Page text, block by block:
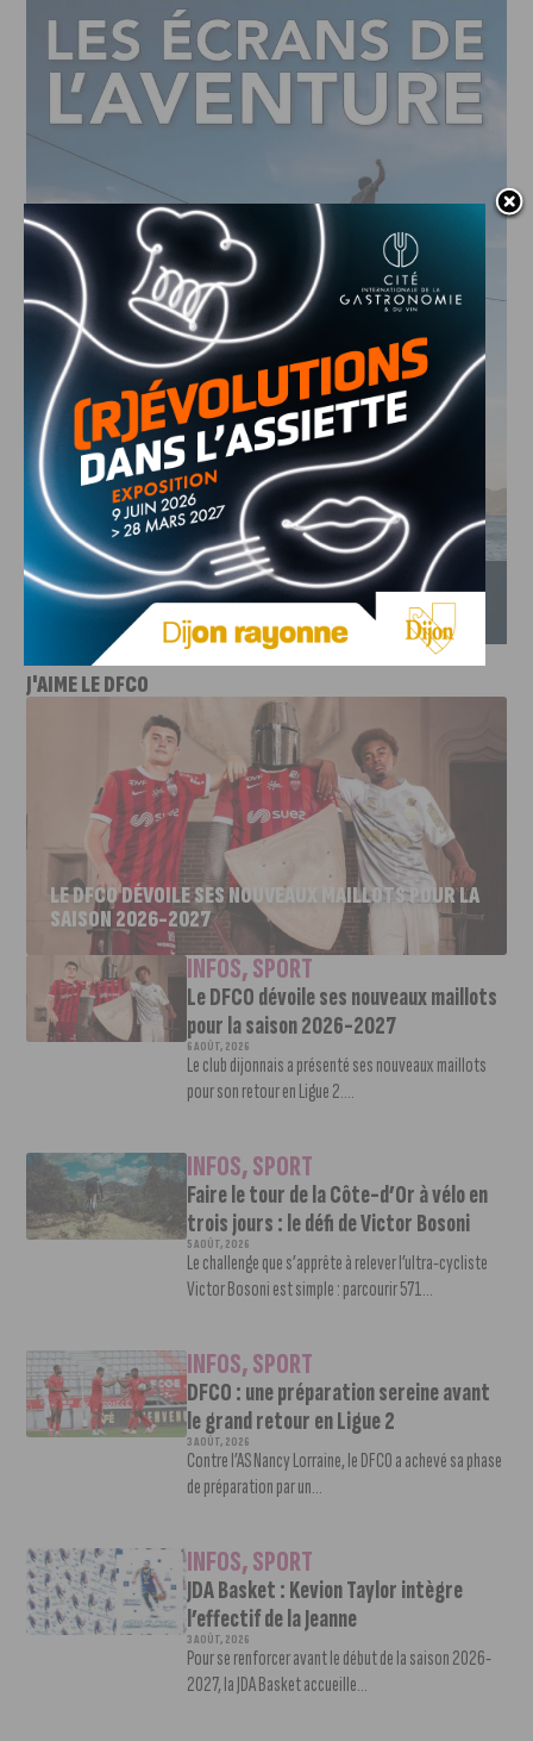
J'AIME LE DFCO
LE DFCO DÉVOILE SES NOUVEAUX MAILLOTS POUR LA
SAISON 2026-2027
INFOS,SPORT
Le DFCO dévoile ses nouveaux maillots
pour la saison 2026-2027
6 AOÛT, 2026
Le club dijonnais a présenté ses nouveaux maillots
pour son retour en Ligue 2....
INFOS,SPORT
Faire le tour de la Côte-d’Or à vélo en
trois jours : le défi de Victor Bosoni
5 AOÛT, 2026
Le challenge que s’apprête à relever l’ultra-cycliste
Victor Bosoni est simple : parcourir 571...
INFOS,SPORT
DFCO : une préparation sereine avant
le grand retour en Ligue 2
3 AOÛT, 2026
Contre l’AS Nancy Lorraine, le DFCO a achevé sa phase
de préparation par un...
INFOS,SPORT
JDA Basket : Kevion Taylor intègre
l’effectif de la Jeanne
3 AOÛT, 2026
Pour se renforcer avant le début de la saison 2026-
2027, la JDA Basket accueille...